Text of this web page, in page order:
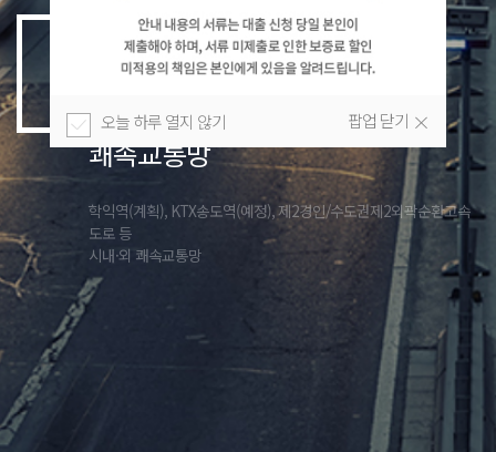
오늘 하루 열지 않기 팝업 닫기 ×
Great Speed
쾌속교통망
학익역(계획), KTX송도역(예정), 제2경인/수도권제2외곽순환고속
도로 등
시내·외 쾌속교통망
Great Infra
Great Edu
Great Brand